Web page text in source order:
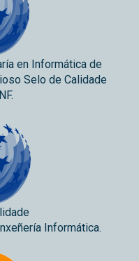
en Informática de
Selo de Calidade
Informática.